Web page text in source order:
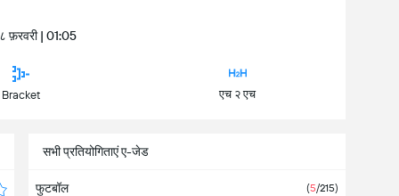
८ फ़रवरी | 01:05
Bracket एच २ एच
सभी प्रतियोगिताएं ए-जेड
फुटबॉल (5/215)